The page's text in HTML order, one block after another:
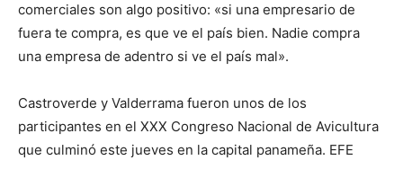
comerciales son algo positivo: «si una empresario de
fuera te compra, es que ve el país bien. Nadie compra
una empresa de adentro si ve el país mal».
Castroverde y Valderrama fueron unos de los
participantes en el XXX Congreso Nacional de Avicultura
que culminó este jueves en la capital panameña. EFE